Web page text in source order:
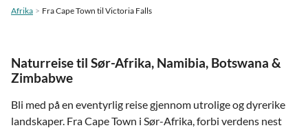
Afrika Fra Cape Town til Victoria Falls
Naturreise til Sør-Afrika, Namibia, Botswana &
Zimbabwe
Bli med på en eventyrlig reise gjennom utrolige og dyrerike
landskaper. Fra Cape Town i Sør-Afrika, forbi verdens nest